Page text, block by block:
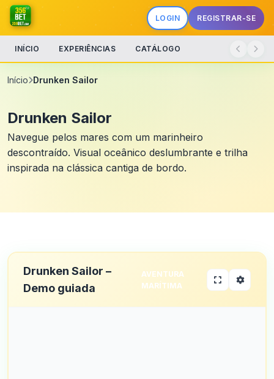
LOGIN REGISTRAR-SE
INÍCIO EXPERIÊNCIAS CATÁLOGO
Início Drunken Sailor
Drunken Sailor
Navegue pelos mares com um marinheiro
descontraído. Visual oceânico deslumbrante e trilha
inspirada na clássica cantiga de bordo.
Drunken Sailor –
Demo guiada
AVENTURA
MARÍTIMA